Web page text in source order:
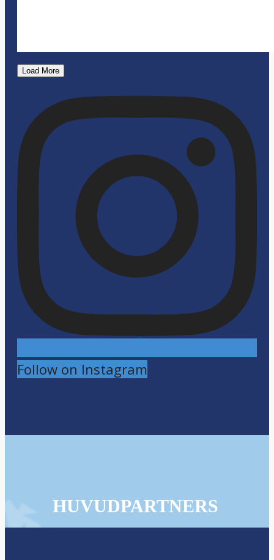
Load More
Follow on Instagram
HUVUDPARTNERS